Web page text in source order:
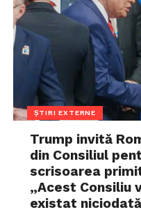
ȘTIRI EXTERNE
Trump invită
din Consiliul
scrisoarea
„Acest Consiliu
existat